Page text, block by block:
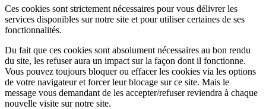
Ces cookies sont strictement nécessaires pour vous délivrer les
services disponibles sur notre site et pour utiliser certaines de ses
fonctionnalités.
Du fait que ces cookies sont absolument nécessaires au bon rendu
du site, les refuser aura un impact sur la façon dont il fonctionne.
Vous pouvez toujours bloquer ou effacer les cookies via les options
de votre navigateur et forcer leur blocage sur ce site. Mais le
message vous demandant de les accepter/refuser reviendra à chaque
nouvelle visite sur notre site.